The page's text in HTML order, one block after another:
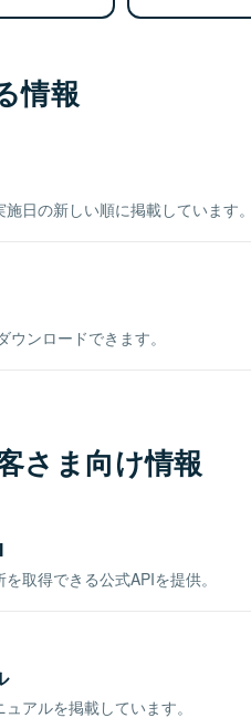
情報
日の新しい順に掲載しています。
ンロードできます。
さま向け情報
取得できる公式APIを提供。
アルを掲載しています。